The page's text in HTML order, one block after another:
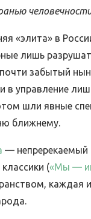
«элита» в
лишь
забытый
в управление
шли явные
ближнему.
— непререкаемый
(«Мы —
каждая